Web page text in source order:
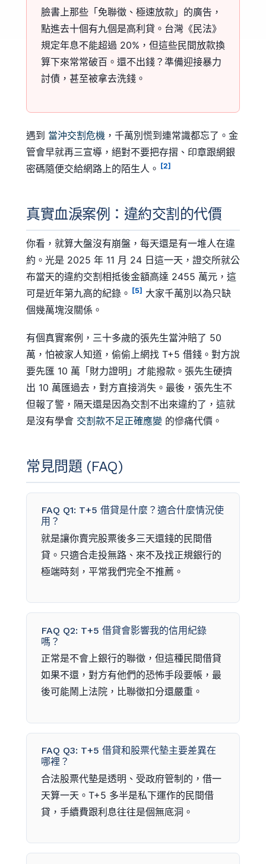
臉書上那些「免聯徵、極速放款」的廣告，
點進去十個有九個是高利貸。台灣《民法》
規定年息不能超過 20%，但這些民間放款換
算下來常常破百。還不出錢？準備迎接暴力
討債，甚至被拿去洗錢。
遇到 當沖交割危機 ，千萬別慌到連常識都忘了。金
管會早就再三宣導，絕對不要把存摺、印章跟網銀
密碼隨便交給網路上的陌生人。 [2]
真實血淚案例：違約交割的代價
你看，就算大盤沒有崩盤，每天還是有一堆人在違
約。光是 2025 年 11 月 24 日這一天，證交所就公
布當天的違約交割相抵後金額高達 2455 萬元，這
可是近年第九高的紀錄。 [5] 大家千萬別以為只缺
個幾萬塊沒關係。
有個真實案例，三十多歲的張先生當沖賠了 50
萬，怕被家人知道，偷偷上網找 T+5 借錢。對方說
要先匯 10 萬「財力證明」才能撥款。張先生硬擠
出 10 萬匯過去，對方直接消失。最後，張先生不
但報了警，隔天還是因為交割不出來違約了，這就
是沒有學會 交割款不足正確應變 的慘痛代價。
常見問題 (FAQ)
FAQ Q1: T+5 借貸是什麼？適合什麼情況使
用？
就是讓你賣完股票後多三天還錢的民間借
貸。只適合走投無路、來不及找正規銀行的
極端時刻，平常我們完全不推薦。
FAQ Q2: T+5 借貸會影響我的信用紀錄
嗎？
正常是不會上銀行的聯徵，但這種民間借貸
如果不還，對方有他們的恐怖手段要帳，最
後可能鬧上法院，比聯徵扣分還嚴重。
FAQ Q3: T+5 借貸和股票代墊主要差異在
哪裡？
合法股票代墊是透明、受政府管制的，借一
天算一天。T+5 多半是私下運作的民間借
貸，手續費跟利息往往是個無底洞。